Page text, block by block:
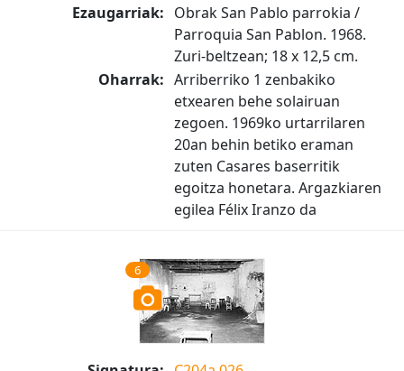
Ezaugarriak: Obrak San Pablo parrokia /
Parroquia San Pablon. 1968.
Zuri-beltzean; 18 x 12,5 cm.
Oharrak: Arriberriko 1 zenbakiko
etxearen behe solairuan
zegoen. 1969ko urtarrilaren
20an behin betiko eraman
zuten Casares baserritik
egoitza honetara. Argazkiaren
egilea Félix Iranzo da
6